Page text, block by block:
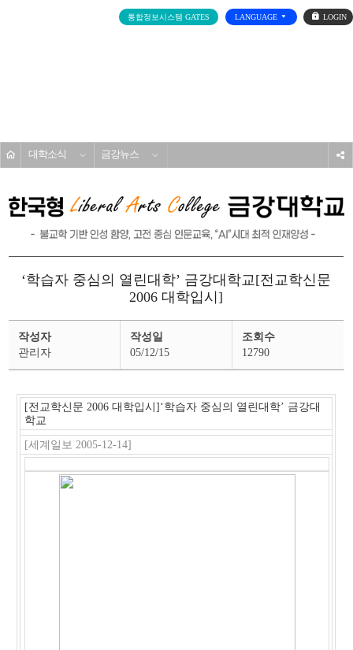
통합정보시스템 GATES LANGUAGE
로
그
대학소식 금강뉴스
상
‘학습자 중심의 열린대학’ 금강대학교[전교학신문
2006 대학입시]
작성자
관리자
작성일
05/12/15
조회수
12790
[전교학신문 2006 대학입시]‘학습자 중심의 열린대학’ 금강대
학교
[세계일보 2005-12-14]